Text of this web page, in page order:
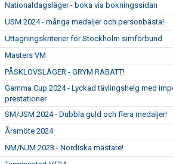
Nationaldagsläger - boka via bokningssidan
USM 2024 - många medaljer och personbästa!
Uttagningskriterier för Stockholm simförbund
Masters VM
PÅSKLOVSLÄGER - GRYM RABATT!
Gamma Cup 2024 - Lyckad tävlingshelg med
prestationer
SM/JSM 2024 - Dubbla guld och flera medaljer!
Årsmöte 2024
NM/NJM 2023 - Nordiska mästare!